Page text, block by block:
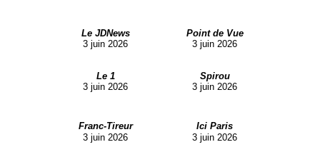
Le JDNews
3 juin 2026
Point de Vue
3 juin 2026
Le 1
3 juin 2026
Spirou
3 juin 2026
Franc-Tireur
3 juin 2026
Ici Paris
3 juin 2026